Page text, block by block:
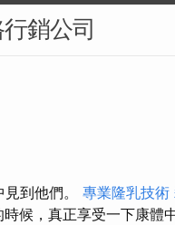
銷公司
到他們。 專業隆乳技術
時候，真正享受一下康體